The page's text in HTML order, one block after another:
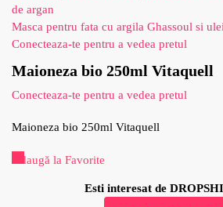
Masca pentru fata cu argila Ghassoul si
Conecteaza-te pentru a vedea pretul
Maioneza bio 250ml Vitaquell
Conecteaza-te pentru a vedea pretul
Maioneza bio 250ml Vitaquell
Adaugă la Favorite
Esti interesat de